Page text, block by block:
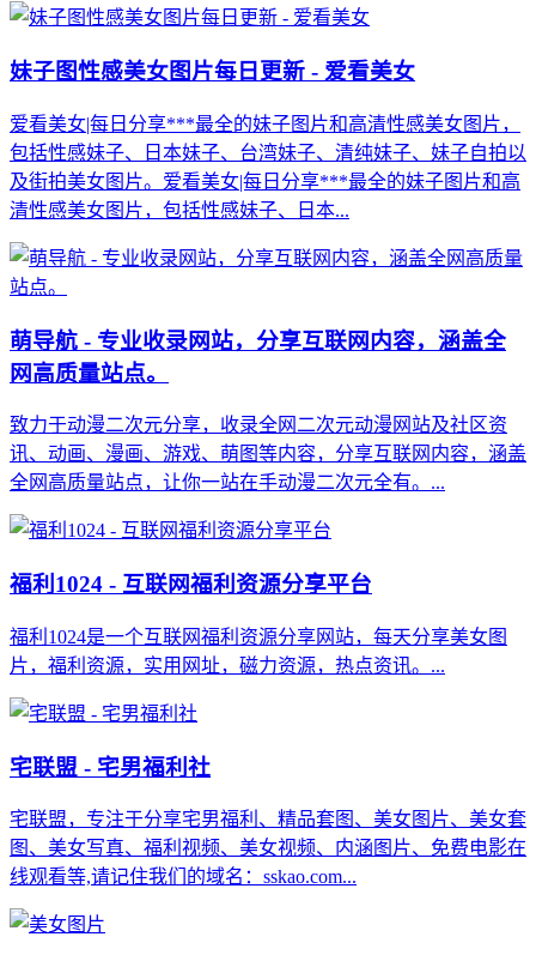
妹子图性感美女图片每日更新 - 爱看美女
爱看美女|每日分享***最全的妹子图片和高清性感美女图片，
包括性感妹子、日本妹子、台湾妹子、清纯妹子、妹子自拍以
及街拍美女图片。爱看美女|每日分享***最全的妹子图片和高
清性感美女图片，包括性感妹子、日本...
萌导航 - 专业收录网站，分享互联网内容，涵盖全
网高质量站点。
致力于动漫二次元分享，收录全网二次元动漫网站及社区资
讯、动画、漫画、游戏、萌图等内容，分享互联网内容，涵盖
全网高质量站点，让你一站在手动漫二次元全有。...
福利1024 - 互联网福利资源分享平台
福利1024是一个互联网福利资源分享网站，每天分享美女图
片，福利资源，实用网址，磁力资源，热点资讯。...
宅联盟 - 宅男福利社
宅联盟，专注于分享宅男福利、精品套图、美女图片、美女套
图、美女写真、福利视频、美女视频、内涵图片、免费电影在
线观看等,请记住我们的域名：sskao.com...